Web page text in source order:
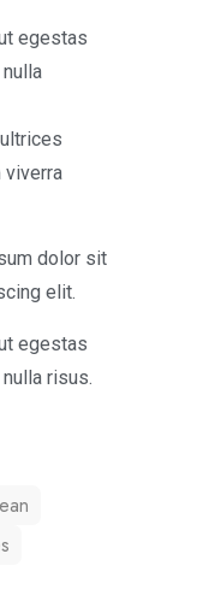
egestas
viverra
dolor sit
elit.
egestas
risus.